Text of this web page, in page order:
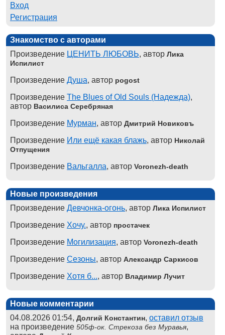
Вход
Регистрация
Знакомство с авторами
Произведение ЦЕНИТЬ ЛЮБОВЬ, автор Лика
Испилист
Произведение Душа, автор pogost
Произведение The Blues of Old Souls (Надежда),
автор Василиса Серебряная
Произведение Мурман, автор Дмитрий Новиковъ
Произведение Или ещё какая блажь, автор Николай
Отпущения
Произведение Вальгалла, автор Voronezh-death
Новые произведения
Произведение Девчонка-огонь, автор Лика Испилист
Произведение Хочу., автор простачек
Произведение Могилизация, автор Voronezh-death
Произведение Сезоны, автор Александр Саркисов
Произведение Хотя б..., автор Владимир Лучит
Новые комментарии
04.08.2026 01:54, Долгий Константин, оставил отзыв
на произведение 505ф-ок. Стрекоза без Муравья,